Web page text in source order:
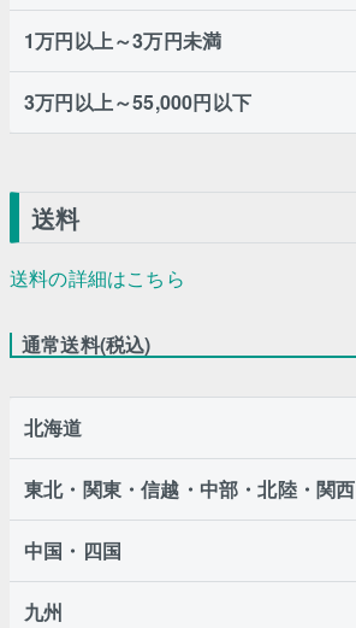
1万円以上～3万円未満
3万円以上～55,000円以下
送料
送料の詳細はこちら
通常送料(税込)
北海道
東北・関東・信越・中部・北陸・関西
中国・四国
九州